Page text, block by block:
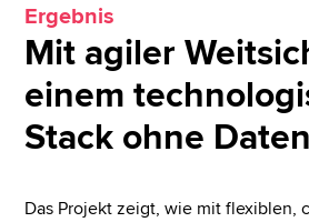
Ergebnis
Mit agiler
einem
Stack ohne
Das Projekt zeigt, wie mit flexiblen,